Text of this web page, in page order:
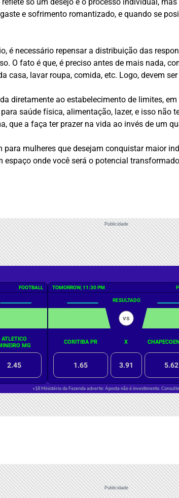
e sofrimento romantizado, e quando se
é necessário repensar a distribuição das
O fato é que, é preciso antes de mais nada,
casa, lavar roupa, comida, etc. Logo, devem ser
diretamente ao estabelecimento de limites,
saúde física, alimentação, lazer, e isso
que a faça ter prazer na vida ao invés de um
mulheres que desejam conquistar maior
espaço onde você será o potencial
Publicidade
Publicidade